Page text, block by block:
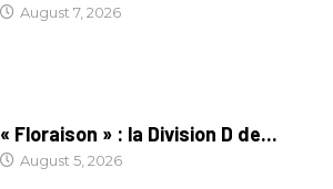
August 7, 2026
« Floraison » : la Division D de...
August 5, 2026